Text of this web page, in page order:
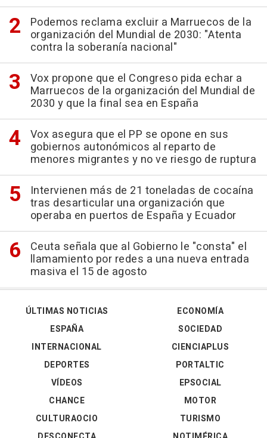
Podemos reclama excluir a Marruecos de la
organización del Mundial de 2030: "Atenta
contra la soberanía nacional"
Vox propone que el Congreso pida echar a
Marruecos de la organización del Mundial de
2030 y que la final sea en España
Vox asegura que el PP se opone en sus
gobiernos autonómicos al reparto de
menores migrantes y no ve riesgo de ruptura
Intervienen más de 21 toneladas de cocaína
tras desarticular una organización que
operaba en puertos de España y Ecuador
Ceuta señala que al Gobierno le "consta" el
llamamiento por redes a una nueva entrada
masiva el 15 de agosto
ÚLTIMAS NOTICIAS
ESPAÑA
INTERNACIONAL
DEPORTES
VÍDEOS
ECONOMÍA
SOCIEDAD
CIENCIAPLUS
PORTALTIC
EPSOCIAL
CHANCE
CULTURAOCIO
MOTOR
TURISMO